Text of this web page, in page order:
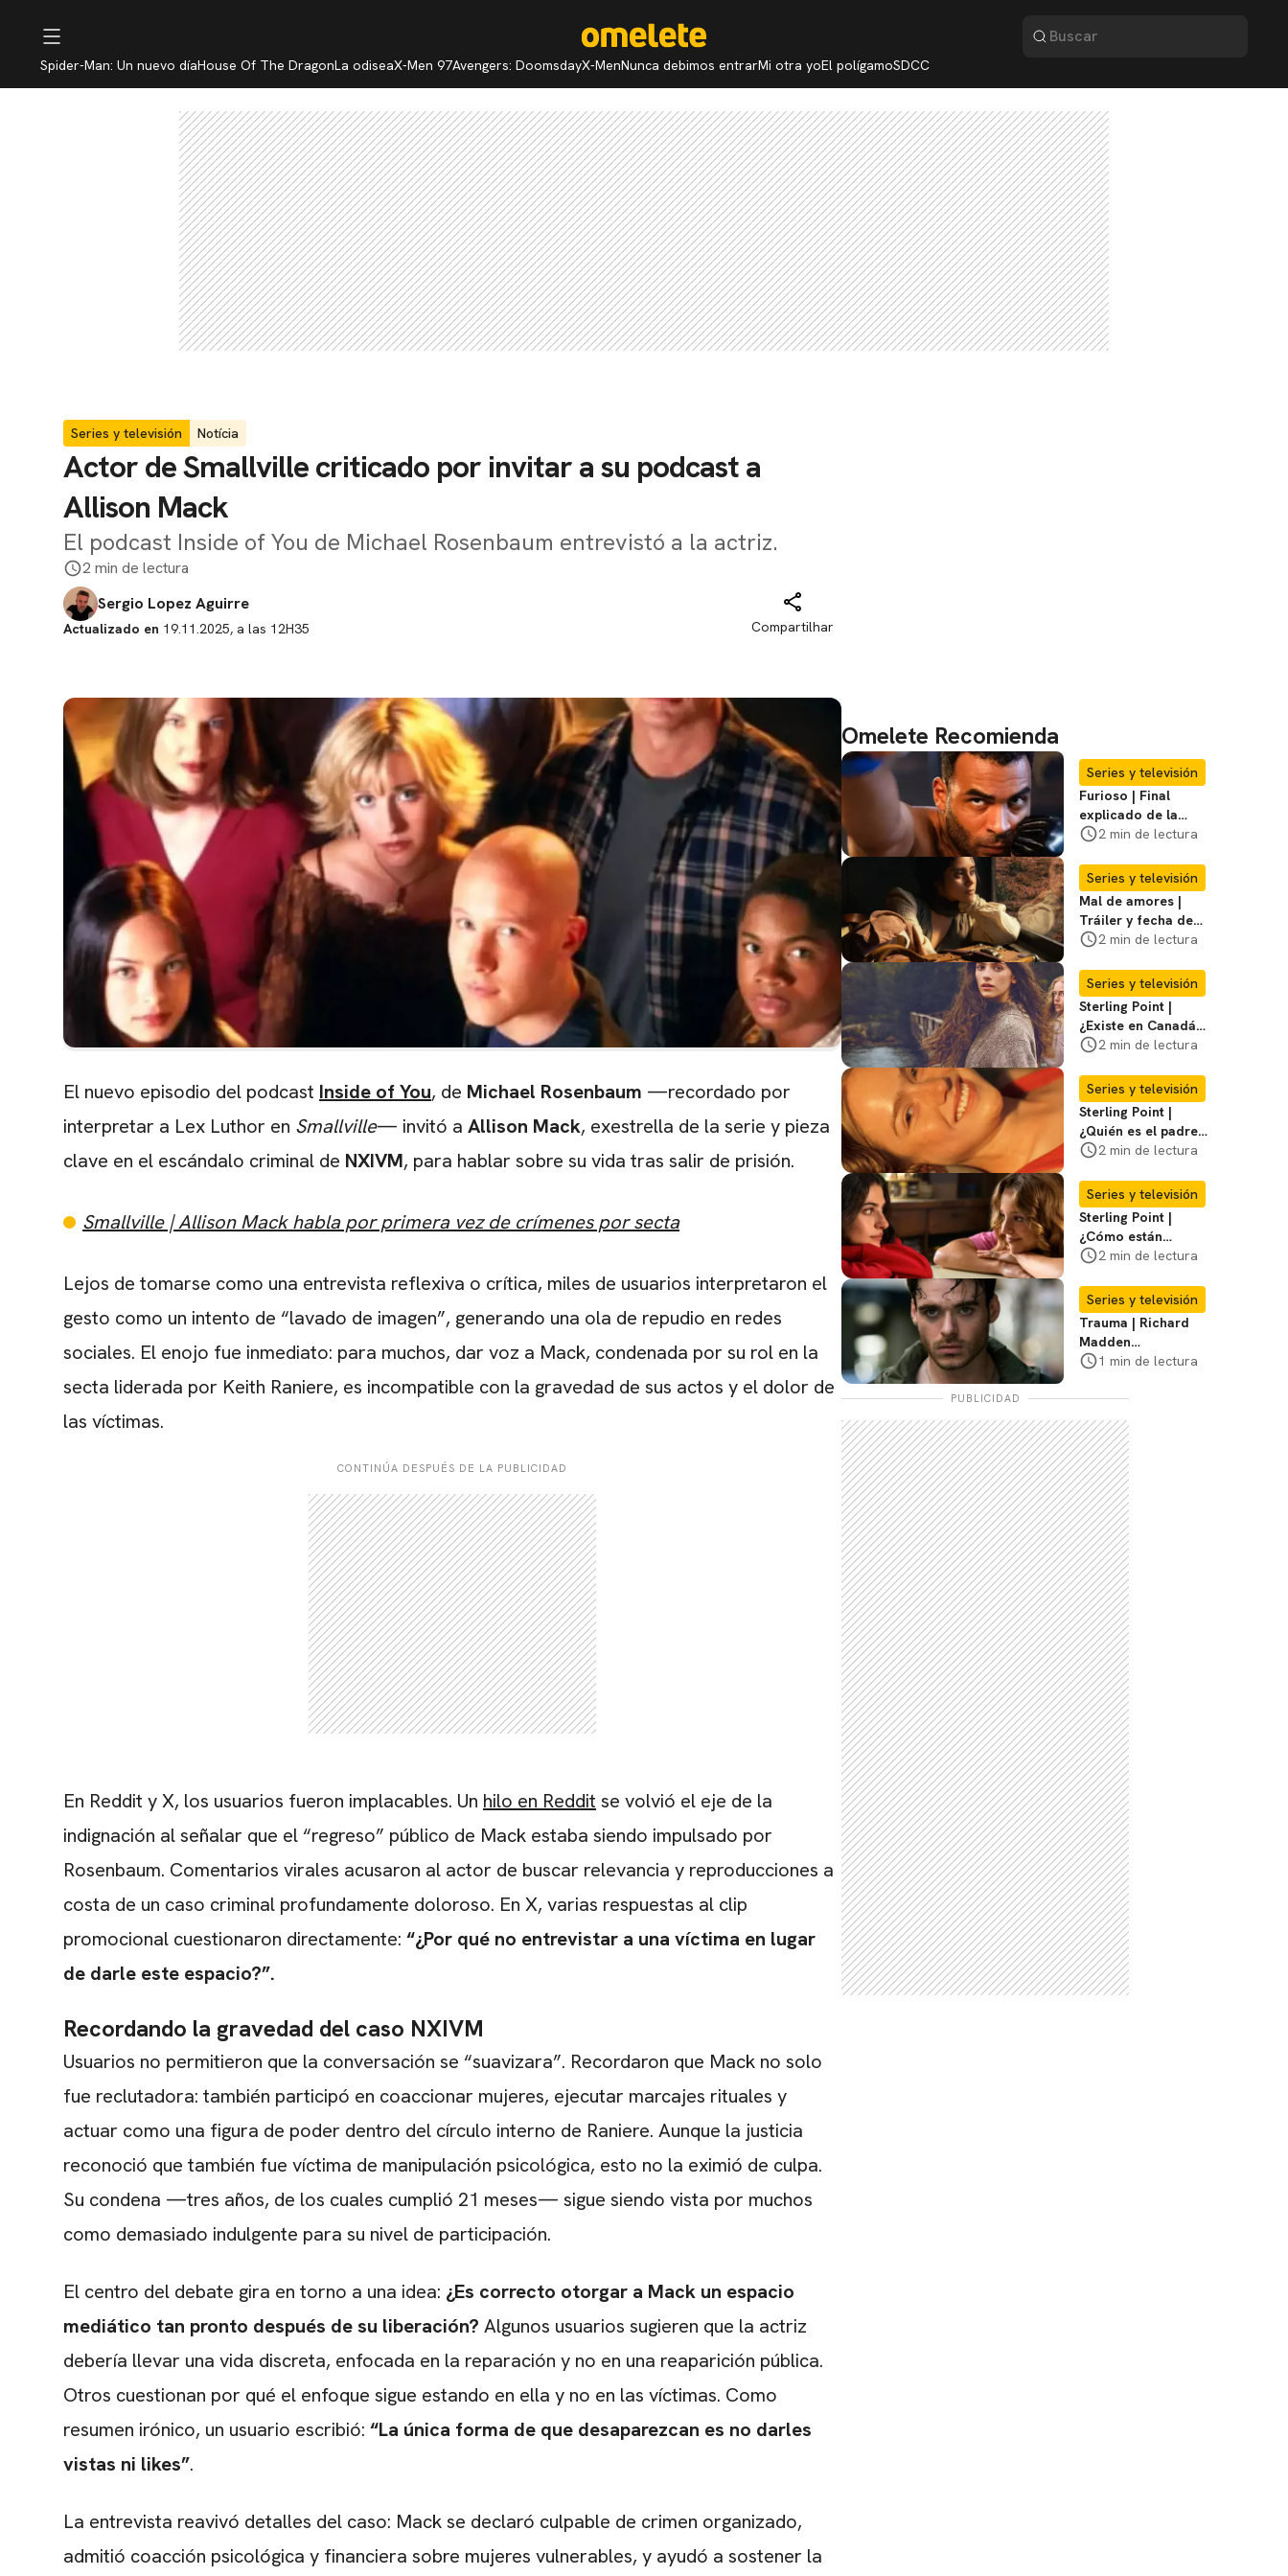
Spider-Man: Un nuevo díaHouse Of The DragonLa odiseaX-Men 97Avengers: DoomsdayX-MenNunca debimos entrarMi otra yoEl polígamoSDCC
Series y televisión Notícia
Actor de Smallville criticado por invitar a su podcast a
Allison Mack
El podcast Inside of You de Michael Rosenbaum entrevistó a la actriz.
2 min de lectura
Sergio Lopez Aguirre
Actualizado en 19.11.2025, a las 12H35 Compartilhar
El nuevo episodio del podcast Inside of You, de Michael Rosenbaum —recordado por
interpretar a Lex Luthor en Smallville— invitó a Allison Mack, exestrella de la serie y pieza
clave en el escándalo criminal de NXIVM, para hablar sobre su vida tras salir de prisión.
Smallville | Allison Mack habla por primera vez de crímenes por secta
Lejos de tomarse como una entrevista reflexiva o crítica, miles de usuarios interpretaron el
gesto como un intento de “lavado de imagen”, generando una ola de repudio en redes
sociales. El enojo fue inmediato: para muchos, dar voz a Mack, condenada por su rol en la
secta liderada por Keith Raniere, es incompatible con la gravedad de sus actos y el dolor de
las víctimas.
CONTINÚA DESPUÉS DE LA PUBLICIDAD
En Reddit y X, los usuarios fueron implacables. Un hilo en Reddit se volvió el eje de la
indignación al señalar que el “regreso” público de Mack estaba siendo impulsado por
Rosenbaum. Comentarios virales acusaron al actor de buscar relevancia y reproducciones a
costa de un caso criminal profundamente doloroso. En X, varias respuestas al clip
promocional cuestionaron directamente: “¿Por qué no entrevistar a una víctima en lugar
de darle este espacio?”.
Recordando la gravedad del caso NXIVM
Usuarios no permitieron que la conversación se “suavizara”. Recordaron que Mack no solo
fue reclutadora: también participó en coaccionar mujeres, ejecutar marcajes rituales y
actuar como una figura de poder dentro del círculo interno de Raniere. Aunque la justicia
reconoció que también fue víctima de manipulación psicológica, esto no la eximió de culpa.
Su condena —tres años, de los cuales cumplió 21 meses— sigue siendo vista por muchos
como demasiado indulgente para su nivel de participación.
El centro del debate gira en torno a una idea: ¿Es correcto otorgar a Mack un espacio
mediático tan pronto después de su liberación? Algunos usuarios sugieren que la actriz
debería llevar una vida discreta, enfocada en la reparación y no en una reaparición pública.
Otros cuestionan por qué el enfoque sigue estando en ella y no en las víctimas. Como
resumen irónico, un usuario escribió: “La única forma de que desaparezcan es no darles
vistas ni likes”.
La entrevista reavivó detalles del caso: Mack se declaró culpable de crimen organizado,
admitió coacción psicológica y financiera sobre mujeres vulnerables, y ayudó a sostener la
Omelete Recomienda
Series y televisión
Furioso | Final
explicado de la
serie brasileña de
2 min de lectura
Series y televisión
Mal de amores |
Tráiler y fecha de
estreno de la nueva
2 min de lectura
Series y televisión
Sterling Point |
¿Existe en Canadá
la isla de la que
Entérate
2 min de lectura
Series y televisión
Sterling Point |
¿Quién es el padre
biológico de
decimos
2 min de lectura
Series y televisión
Sterling Point |
¿Cómo están
conectados Annie,
Te explicamos
2 min de lectura
Series y televisión
Trauma | Richard
Madden
protagonizará serie
1 min de lectura
PUBLICIDAD
CARREGANDO PUBLICIDADE